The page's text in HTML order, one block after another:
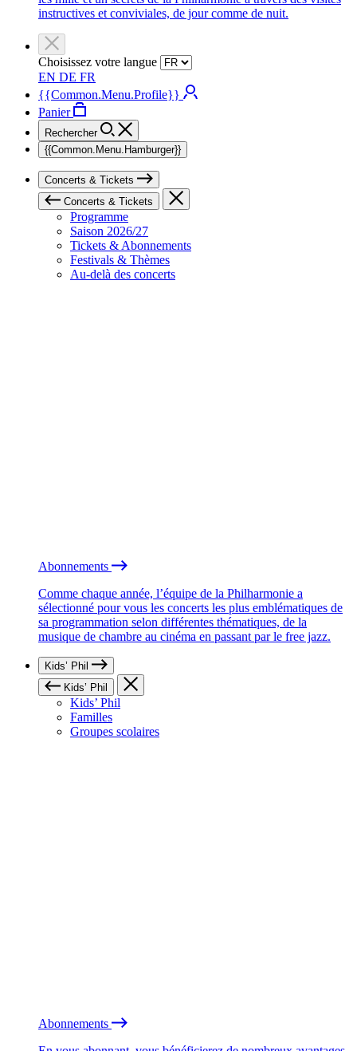
instructives et conviviales, de jour comme de nuit.
Choisissez votre langue
EN DE FR
{{Common.Menu.Profile}}
Panier
Rechercher
{{Common.Menu.Hamburger}}
Concerts & Tickets
Concerts & Tickets
Programme
Saison 2026/27
Tickets & Abonnements
Festivals & Thèmes
Au-delà des concerts
Abonnements
Comme chaque année, l’équipe de la Philharmonie a
sélectionné pour vous les concerts les plus emblématiques de
sa programmation selon différentes thématiques, de la
musique de chambre au cinéma en passant par le free jazz.
Kids’ Phil
Kids’ Phil
Kids’ Phil
Familles
Groupes scolaires
Abonnements